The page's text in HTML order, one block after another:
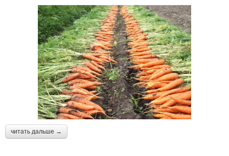
читать дальше →